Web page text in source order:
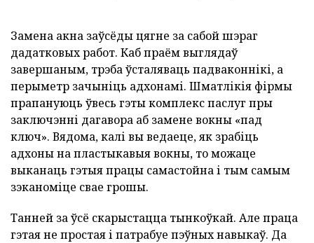
Замена акна заўсёды цягне за сабой шэраг
дадатковых работ. Каб праём выглядаў
завершаным, трэба ўсталяваць падваконнікі, а
перыметр зачыніць адхонамі. Шматлікія фірмы
прапануюць ўвесь гэты комплекс паслуг пры
заключэнні дагавора аб замене вокны «пад
ключ». Вядома, калі вы ведаеце, як зрабіць
адхоны на пластыкавыя вокны, то можаце
выканаць гэтыя працы самастойна і тым самым
зэканоміце свае грошы.
Танней за ўсё скарыстацца тынкоўкай. Але праца
гэтая не простая і патрабуе пэўных навыкаў. Да